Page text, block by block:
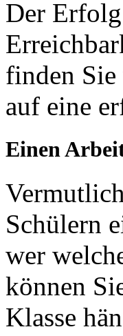
Der
finden
auf eine
Einen
Schülern
wer
können
Klasse